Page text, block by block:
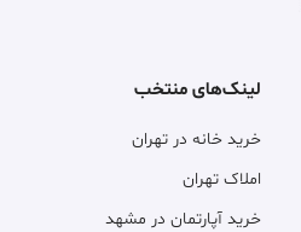
لینک‌های منتخب
خرید خانه در تهران
املاک تهران
خرید آپارتمان در مشهد